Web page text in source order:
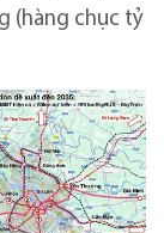
(hàng chục tỷ